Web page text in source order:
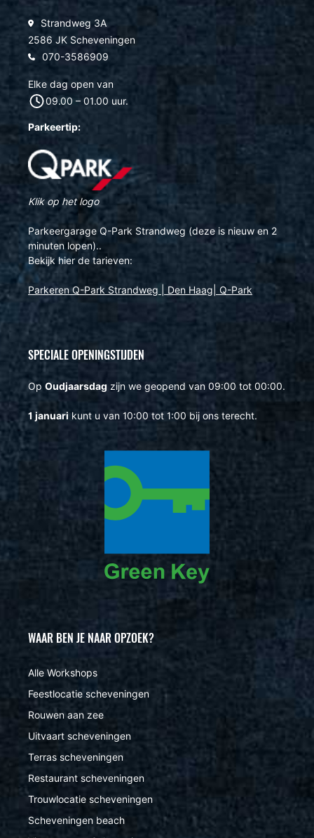
Strandweg 3A
2586 JK Scheveningen
070-3586909
Elke dag open van
09.00 – 01.00 uur.
Parkeertip:
Klik op het logo
Parkeergarage Q-Park Strandweg (deze is nieuw en 2
minuten lopen)..
Bekijk hier de tarieven:
Parkeren Q-Park Strandweg | Den Haag| Q-Park
SPECIALE OPENINGSTIJDEN
Op Oudjaarsdag zijn we geopend van 09:00 tot 00:00.
1 januari kunt u van 10:00 tot 1:00 bij ons terecht.
WAAR BEN JE NAAR OPZOEK?
Alle Workshops
Feestlocatie scheveningen
Rouwen aan zee
Uitvaart scheveningen
Terras scheveningen
Restaurant scheveningen
Trouwlocatie scheveningen
Scheveningen beach